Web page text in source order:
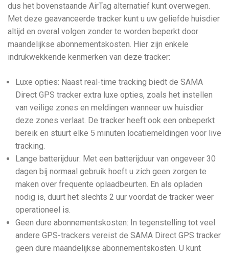
dus het bovenstaande AirTag alternatief kunt overwegen.
Met deze geavanceerde tracker kunt u uw geliefde huisdier
altijd en overal volgen zonder te worden beperkt door
maandelijkse abonnementskosten. Hier zijn enkele
indrukwekkende kenmerken van deze tracker:
Luxe opties: Naast real-time tracking biedt de SAMA
Direct GPS tracker extra luxe opties, zoals het instellen
van veilige zones en meldingen wanneer uw huisdier
deze zones verlaat. De tracker heeft ook een onbeperkt
bereik en stuurt elke 5 minuten locatiemeldingen voor live
tracking.
Lange batterijduur: Met een batterijduur van ongeveer 30
dagen bij normaal gebruik hoeft u zich geen zorgen te
maken over frequente oplaadbeurten. En als opladen
nodig is, duurt het slechts 2 uur voordat de tracker weer
operationeel is.
Geen dure abonnementskosten: In tegenstelling tot veel
andere GPS-trackers vereist de SAMA Direct GPS tracker
geen dure maandelijkse abonnementskosten. U kunt